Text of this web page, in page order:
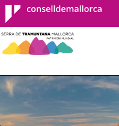
Consell de
Mallorca